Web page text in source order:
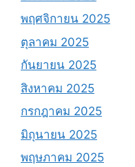
พฤศจิกายน 2025
ตุลาคม 2025
กันยายน 2025
สิงหาคม 2025
กรกฎาคม 2025
มิถุนายน 2025
พฤษภาคม 2025